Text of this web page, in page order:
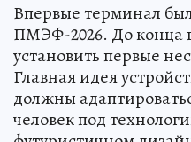
Впервые терминал
ПМЭФ-2026. До конца
установить первые
Главная идея
должны
человек под